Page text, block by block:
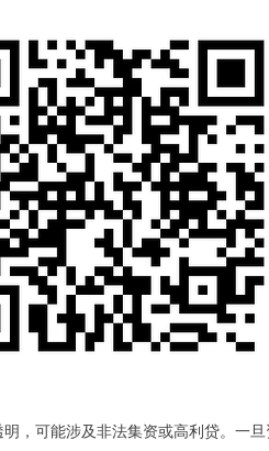
，可能涉及非法集资或高利贷。一